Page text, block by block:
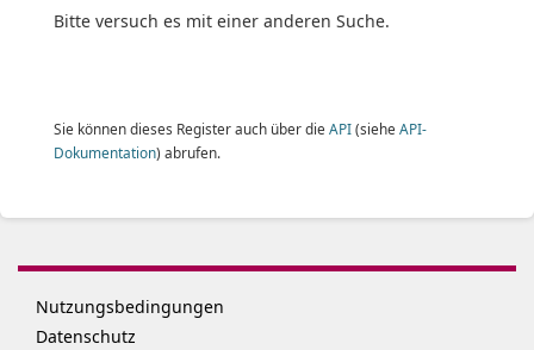
Bitte versuch es mit einer anderen Suche.
Sie können dieses Register auch über die API(siehe API-
Dokumentation) abrufen.
Nutzungsbedingungen
Datenschutz